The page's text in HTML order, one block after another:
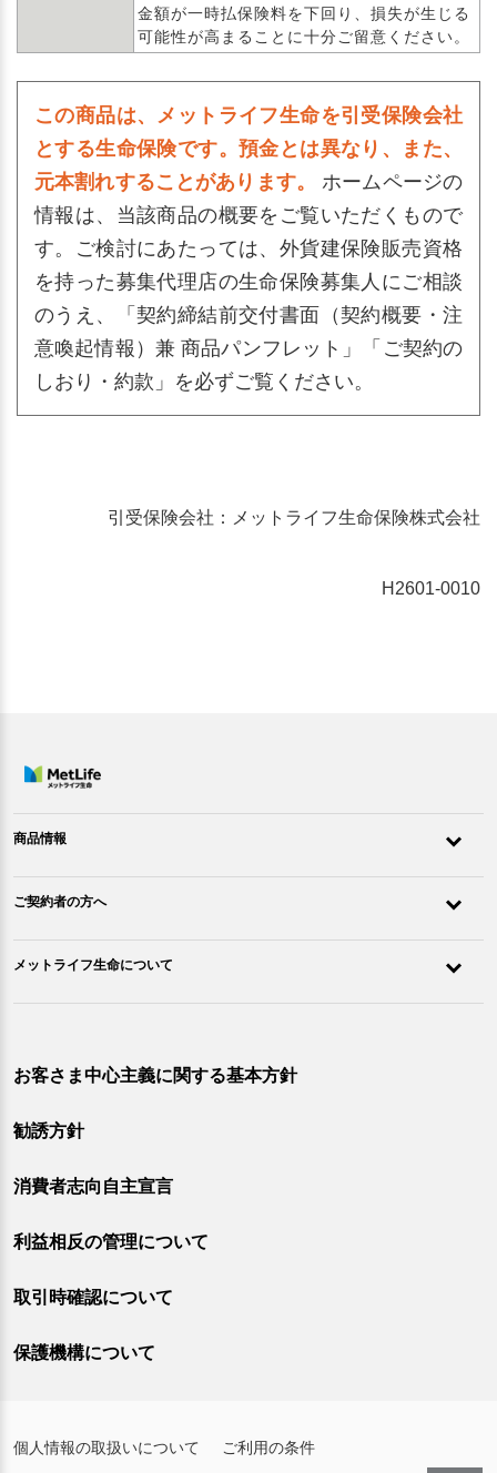
金額が一時払保険料を下回り、損失が生じる
可能性が高まることに十分ご留意ください。
この商品は、メットライフ生命を引受保険会社
とする生命保険です。預金とは異なり、また、
元本割れすることがあります。
ホームページの
情報は、当該商品の概要をご覧いただくもので
す。ご検討にあたっては、外貨建保険販売資格
を持った募集代理店の生命保険募集人にご相談
のうえ、「契約締結前交付書面（契約概要・注
意喚起情報）兼 商品パンフレット」「ご契約の
しおり・約款」を必ずご覧ください。
引受保険会社：メットライフ生命保険株式会社
H2601-0010
商品情報
ご契約者の方へ
メットライフ生命について
お客さま中心主義に関する基本方針
勧誘方針
消費者志向自主宣言
利益相反の管理について
取引時確認について
保護機構について
個人情報の取扱いについて ご利用の条件